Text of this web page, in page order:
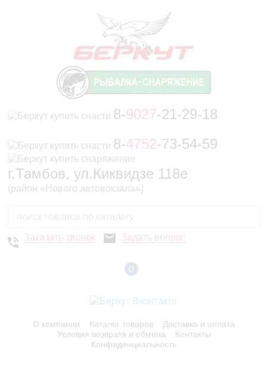
8-9027-21-29-18
8-4752-73-54-59
г.Тамбов, ул.Киквидзе 118е
(район «Нового автовокзала»)
Заказать звонок Задать вопрос
0
О компании Каталог товаров
Доставка и оплата
Условия возврата и обмена
Контакты
Конфиденциальность